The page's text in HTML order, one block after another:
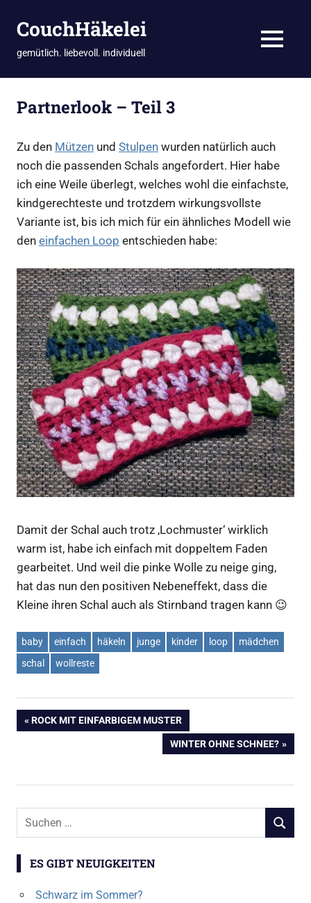
Inhalt
CouchHäkelei
gemütlich. liebevoll. individuell MENÜ
Partnerlook – Teil 3
Zu den Mützen und Stulpen wurden natürlich auch
noch die passenden Schals angefordert. Hier habe
ich eine Weile überlegt, welches wohl die einfachste,
kindgerechteste und trotzdem wirkungsvollste
Variante ist, bis ich mich für ein ähnliches Modell wie
den einfachen Loop entschieden habe:
Damit der Schal auch trotz ‚Lochmuster‘ wirklich
warm ist, habe ich einfach mit doppeltem Faden
gearbeitet. Und weil die pinke Wolle zu neige ging,
hat das nun den positiven Nebeneffekt, dass die
Kleine ihren Schal auch als Stirnband tragen kann 😉
baby einfach häkeln junge kinder loop
mädchen
schal
wollreste
Beitragsnavigation
VORHERIGER
BEITRAG:
ROCK MIT EINFARBIGEM MUSTER
NÄCHSTER
WINTER OHNE SCHNEE?
Suchen
SUCHEN
ES GIBT NEUIGKEITEN
Schwarz im Sommer?